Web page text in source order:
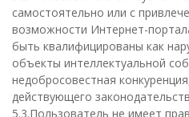
самостоятельно или с
возможности Интернет-
быть квалифицированы как
объекты интеллектуальной
недобросовестная
действующего
5.3.Пользователь не имеет